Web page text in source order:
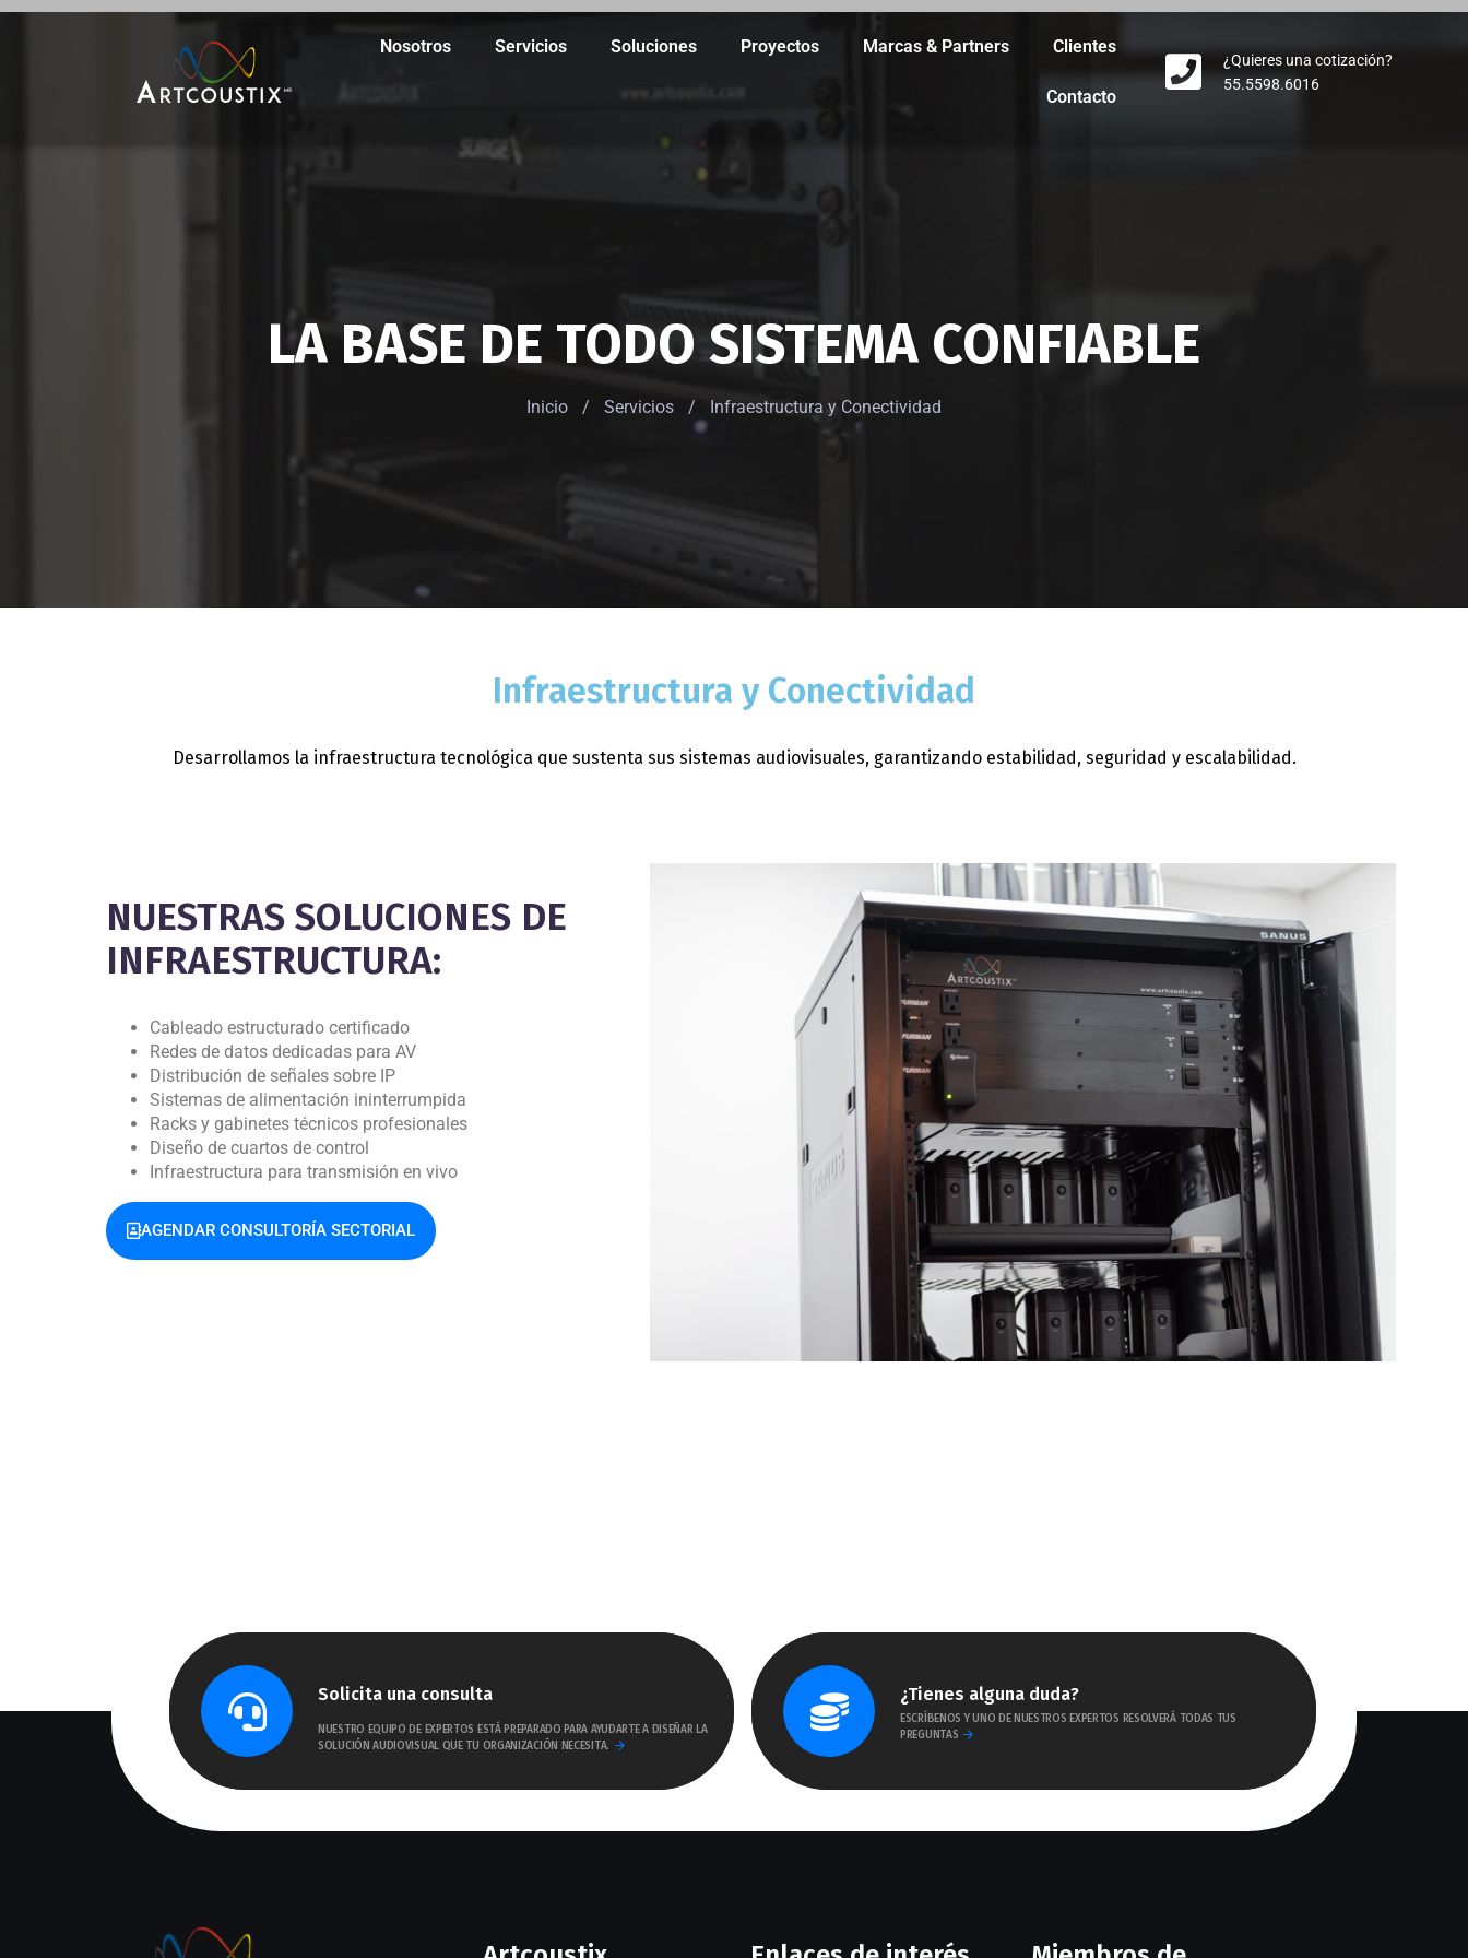
Nosotros Servicios Soluciones Proyectos Marcas & Partners Clientes
Contacto
¿Quieres una cotización?
55.5598.6016
LA BASE DE TODO SISTEMA CONFIABLE
Inicio / Servicios / Infraestructura y Conectividad
Infraestructura y Conectividad
Desarrollamos la infraestructura tecnológica que sustenta sus sistemas audiovisuales, garantizando estabilidad, seguridad y escalabilidad.
NUESTRAS SOLUCIONES DE
INFRAESTRUCTURA:
Cableado estructurado certificado
Redes de datos dedicadas para AV
Distribución de señales sobre IP
Sistemas de alimentación ininterrumpida
Racks y gabinetes técnicos profesionales
Diseño de cuartos de control
Infraestructura para transmisión en vivo
AGENDAR CONSULTORÍA SECTORIAL
Solicita una consulta
NUESTRO EQUIPO DE EXPERTOS ESTÁ PREPARADO PARA AYUDARTE A DISEÑAR LA
SOLUCIÓN AUDIOVISUAL QUE TU ORGANIZACIÓN NECESITA.
¿Tienes alguna duda?
ESCRÍBENOS Y UNO DE NUESTROS EXPERTOS RESOLVERÁ TODAS TUS
PREGUNTAS